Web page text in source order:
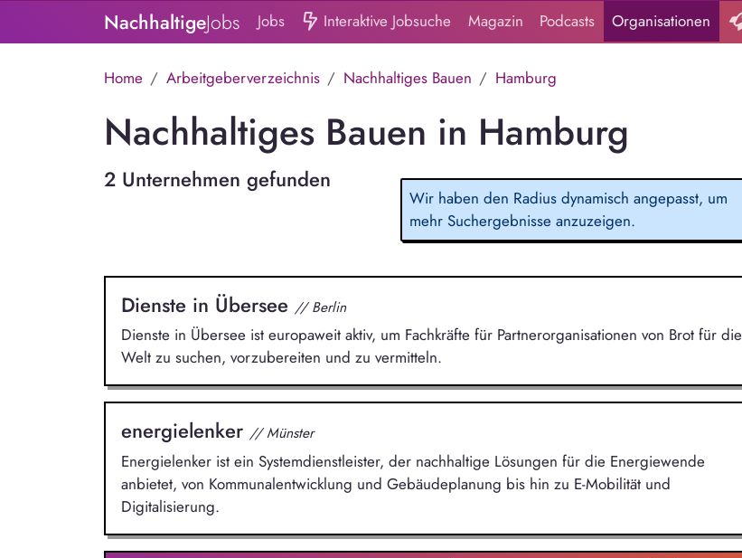
NachhaltigeJobs Jobs Interaktive Jobsuche Magazin Podcasts Organisationen
Home Arbeitgeberverzeichnis Nachhaltiges Bauen Hamburg
Nachhaltiges Bauen in Hamburg
2 Unternehmen gefunden
Wir haben den Radius dynamisch angepasst, um
mehr Suchergebnisse anzuzeigen.
Dienste in Übersee // Berlin
Dienste in Übersee ist europaweit aktiv, um Fachkräfte für Partnerorganisationen von Brot für die
Welt zu suchen, vorzubereiten und zu vermitteln.
energielenker // Münster
Energielenker ist ein Systemdienstleister, der nachhaltige Lösungen für die Energiewende
anbietet, von Kommunalentwicklung und Gebäudeplanung bis hin zu E-Mobilität und
Digitalisierung.